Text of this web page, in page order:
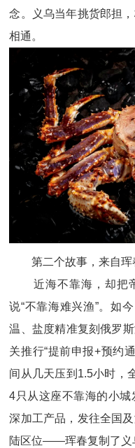
念。义乌当年挑货郎担
相通。
第二个故事，来自珲
近海不靠海，却把
说“不靠海难兴渔”。如
温、盐度精准复刻俄罗
关推行“提前申报+预约
间从几天压到1.5小时，
4只从这座不靠海的小
深加工产品，发往全国
陆区位——珲春复制了义